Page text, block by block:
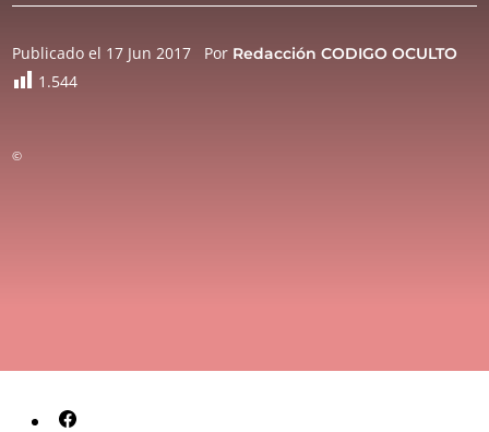
Publicado el 17 Jun 2017 Por Redacción CODIGO OCULTO
1.544
©